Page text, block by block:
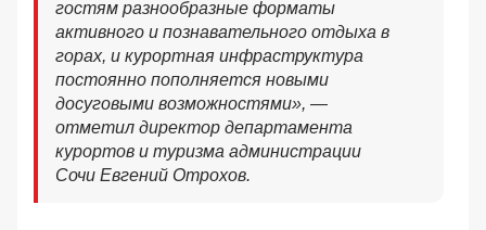
гостям разнообразные форматы
активного и познавательного отдыха в
горах, и курортная инфраструктура
постоянно пополняется новыми
досуговыми возможностями», —
отметил директор департамента
курортов и туризма администрации
Сочи Евгений Отрохов.